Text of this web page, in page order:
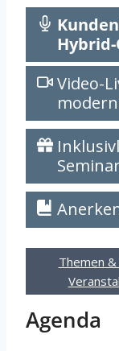
Video-
Themen
Agenda